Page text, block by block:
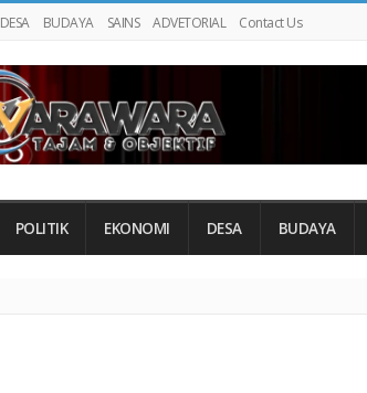
DESA BUDAYA SAINS ADVETORIAL Contact Us
POLITIK EKONOMI DESA BUDAYA